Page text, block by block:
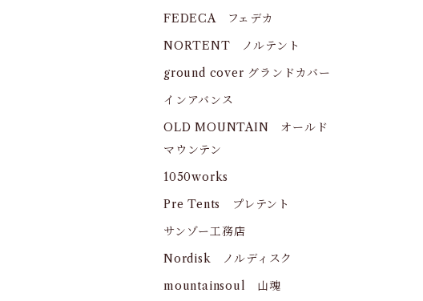
FEDECA フェデカ
NORTENT ノルテント
ground cover グランドカバー
インアバンス
OLD MOUNTAIN オールド
マウンテン
1050works
Pre Tents プレテント
サンゾー工務店
Nordisk ノルディスク
mountainsoul 山魂